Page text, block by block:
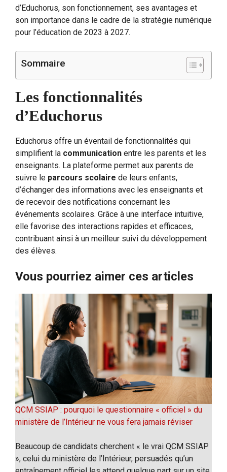
d’Educhorus, son fonctionnement, ses avantages et
son importance dans le cadre de la stratégie numérique
pour l’éducation de 2023 à 2027.
Sommaire
Les fonctionnalités
d’Educhorus
Educhorus offre un éventail de fonctionnalités qui
simplifient la communication entre les parents et les
enseignants. La plateforme permet aux parents de
suivre le parcours scolaire de leurs enfants,
d’échanger des informations avec les enseignants et
de recevoir des notifications concernant les
événements scolaires. Grâce à une interface intuitive,
elle favorise des interactions rapides et efficaces,
contribuant ainsi à un meilleur suivi du développement
des élèves.
Vous pourriez aimer ces articles
QCM SSIAP : pourquoi le questionnaire « officiel » du
ministère de l’Intérieur ne vous fera jamais réviser
Beaucoup de candidats cherchent « le vrai QCM SSIAP
», celui du ministère de l’Intérieur, persuadés qu’un